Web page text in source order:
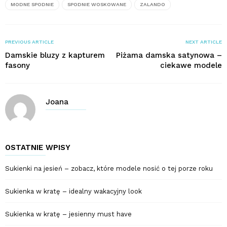
MODNE SPODNIE SPODNIE WOSKOWANE ZALANDO
PREVIOUS ARTICLE
Damskie bluzy z kapturem
fasony
NEXT ARTICLE
Piżama damska satynowa –
ciekawe modele
Joana
OSTATNIE WPISY
Sukienki na jesień – zobacz, które modele nosić o tej porze roku
Sukienka w kratę – idealny wakacyjny look
Sukienka w kratę – jesienny must have